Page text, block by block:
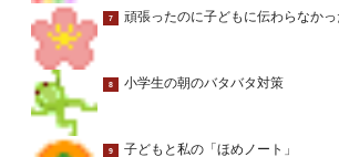
7 頑張ったのに子どもに伝わらなかっ
8 小学生の朝のバタバタ対策
9 子どもと私の「ほめノート」